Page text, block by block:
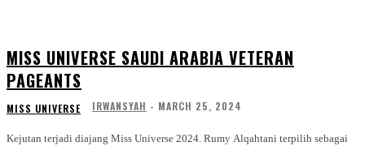
MISS UNIVERSE SAUDI ARABIA VETERAN
PAGEANTS
MISS UNIVERSE IRWANSYAH - MARCH 25, 2024
Kejutan terjadi diajang Miss Universe 2024. Rumy Alqahtani terpilih sebagai